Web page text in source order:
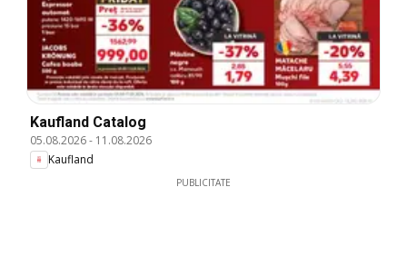
Kaufland Catalog
05.08.2026- 11.08.2026
Kaufland
PUBLICITATE